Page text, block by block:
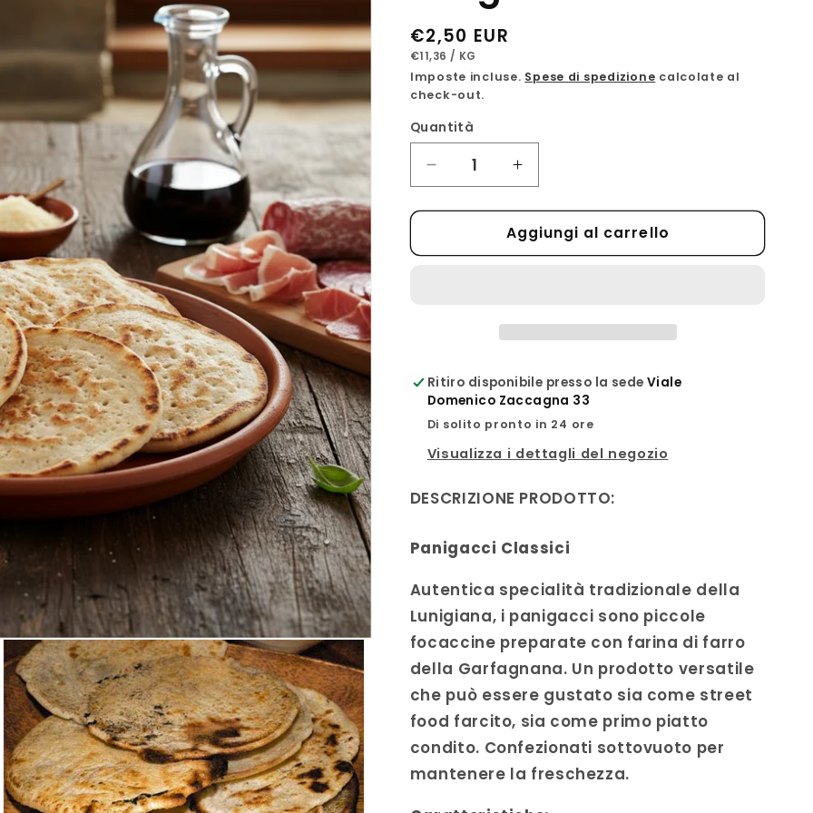
o
r
a
f
i
c
Prezzo
di
listino
€2,50 EUR
PREZZO
UNITARIO
€11,36 / PER
KG
Imposte incluse. Spese di spedizione calcolate al
check-out.
Quantità
Diminuisci
quantità
per
Panigacci
classici
Aumenta
quantità
per
Panigacci
classici
Aggiungi al carrello
Ritiro disponibile presso la sedeViale
Domenico Zaccagna 33
Di solito pronto in 24 ore
Visualizza i dettagli del negozio
DESCRIZIONE PRODOTTO:
Panigacci Classici
Autentica specialità tradizionale della
Lunigiana, i panigacci sono piccole
focaccine preparate con farina di farro
della Garfagnana. Un prodotto versatile
che può essere gustato sia come street
food farcito, sia come primo piatto
condito. Confezionati sottovuoto per
mantenere la freschezza.